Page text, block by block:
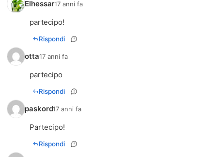
Elhessar17 anni fa
partecipo!
Rispondi
otta17 anni fa
partecipo
Rispondi
paskord17 anni fa
Partecipo!
Rispondi